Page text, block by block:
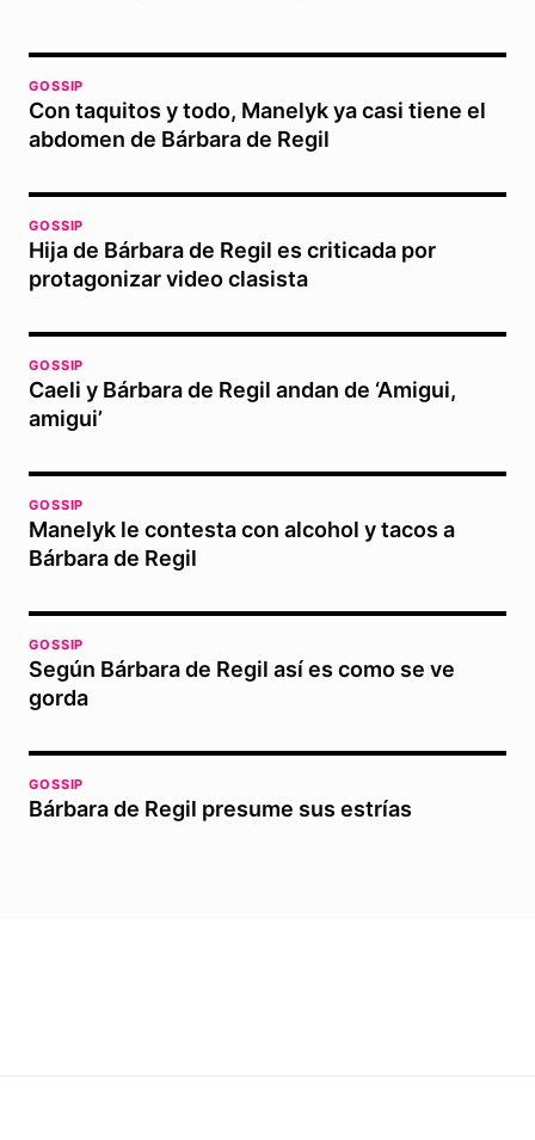
GOSSIP
Con taquitos y todo, Manelyk ya casi tiene el
abdomen de Bárbara de Regil
GOSSIP
Hija de Bárbara de Regil es criticada por
protagonizar video clasista
GOSSIP
Caeli y Bárbara de Regil andan de ‘Amigui,
amigui’
GOSSIP
Manelyk le contesta con alcohol y tacos a
Bárbara de Regil
GOSSIP
Según Bárbara de Regil así es como se ve
gorda
GOSSIP
Bárbara de Regil presume sus estrías